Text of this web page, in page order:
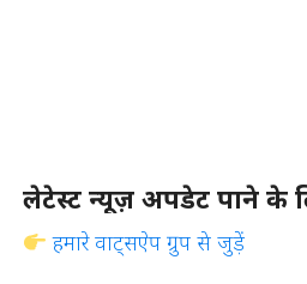
लेटेस्ट न्यूज़ अपडेट पाने के
हमारे वाट्सऐप ग्रुप से जुड़ें